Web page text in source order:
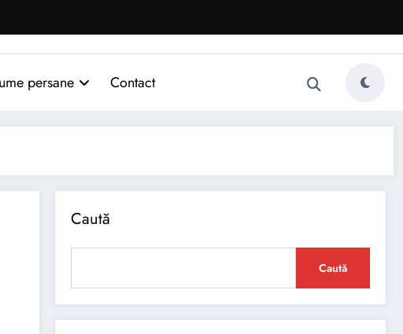
persane Contact
Caută
Caută